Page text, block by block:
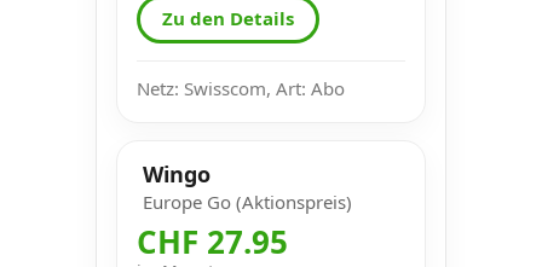
Zu den Details
Netz: Swisscom, Art: Abo
Wingo
Europe Go (Aktionspreis)
CHF 27.95